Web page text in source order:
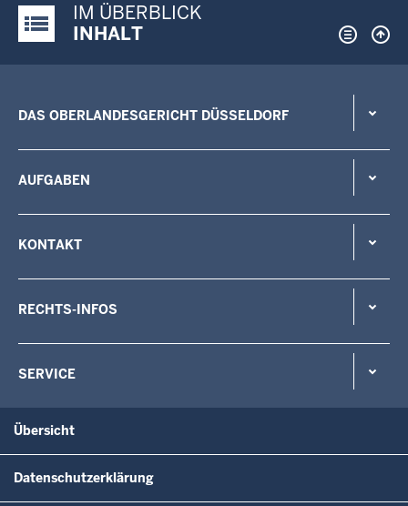
Justiz-Portal im Überblick:
IM ÜBERBLICK
INHALT
DAS OBERLANDESGERICHT DÜSSELDORF
AUFGABEN
KONTAKT
RECHTS-INFOS
SERVICE
Übersicht
Datenschutzerklärung